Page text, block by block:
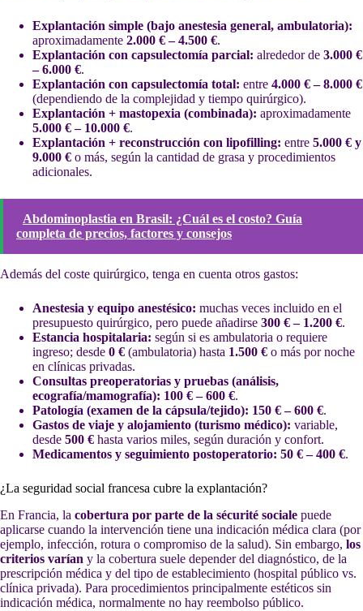
Explantación simple (bajo anestesia general, ambulatoria):
aproximadamente 2.000 € – 4.500 €.
Explantación con capsulectomía parcial: alrededor de 3.000 €
– 6.000 €.
Explantación con capsulectomía total: entre 4.000 € – 8.000 €
(dependiendo de la complejidad y tiempo quirúrgico).
Explantación + mastopexia (combinada): aproximadamente
5.000 € – 10.000 €.
Explantación + reconstrucción con lipofilling: entre 5.000 € y
9.000 € o más, según la cantidad de grasa y procedimientos
adicionales.
Abdominoplastia en Brasil: ¿Cuál es el costo? Guía
completa de precios, factores y consejos
Además del coste quirúrgico, tenga en cuenta otros gastos:
Anestesia y equipo anestésico: muchas veces incluido en el
presupuesto quirúrgico, pero puede añadirse 300 € – 1.200 €.
Estancia hospitalaria: según si es ambulatoria o requiere
ingreso; desde 0 € (ambulatoria) hasta 1.500 € o más por noche
en clínicas privadas.
Consultas preoperatorias y pruebas (análisis,
ecografía/mamografía): 100 € – 600 €.
Patología (examen de la cápsula/tejido): 150 € – 600 €.
Gastos de viaje y alojamiento (turismo médico): variable,
desde 500 € hasta varios miles, según duración y confort.
Medicamentos y seguimiento postoperatorio: 50 € – 400 €.
¿La seguridad social francesa cubre la explantación?
En Francia, la cobertura por parte de la sécurité sociale puede
aplicarse cuando la intervención tiene una indicación médica clara (por
ejemplo, infección, rotura o compromiso de la salud). Sin embargo, los
criterios varían y la cobertura suele depender del diagnóstico, de la
prescripción médica y del tipo de establecimiento (hospital público vs.
clínica privada). Para procedimientos principalmente estéticos sin
indicación médica, normalmente no hay reembolso público.